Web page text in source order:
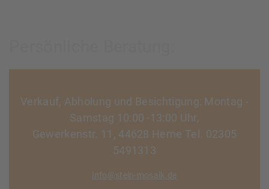
Verkauf, Abholung und Besichtigung: Montag -
Samstag 10:00 -13:00 Uhr,
Gewerkenstr. 11, 44628 Herne Tel. 02305
5491313
info@stein-mosaik.de